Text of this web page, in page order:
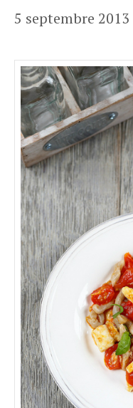
5 septembre 2013